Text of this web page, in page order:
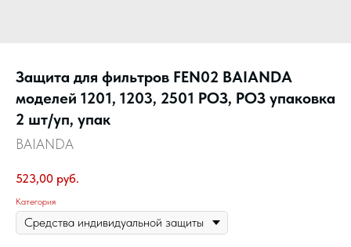
Защита для фильтров FEN02 BAIANDA
моделей 1201, 1203, 2501 РОЗ, РОЗ упаковка
2 шт/уп, упак
BAIANDA
523,00 руб.
Категория